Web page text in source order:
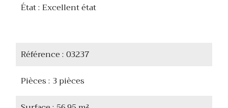
État Excellent état
Référence 03237
Pièces 3 pièces